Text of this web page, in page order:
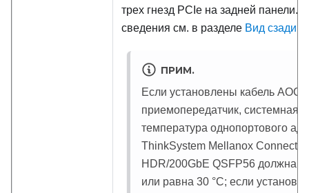
трех гнезд PCIe на задней панели.
сведения см. в разделе Вид сзади
ПРИМ.
Если установлены кабель AOC
приемопередатчик, системная
температура однопортового
ThinkSystem Mellanox
HDR/200GbE QSFP56 должна
или равна 30 °C; если